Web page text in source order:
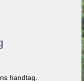
handtag.